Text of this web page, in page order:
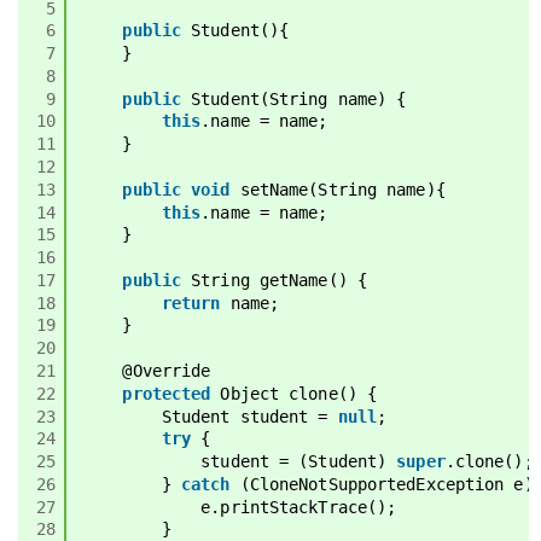
5
6
7
8
9
10
11
12
13
14
15
16
17
18
19
20
21
22
23
24
25
26
27
28
public Student(){
}
public Student(String name) {
this.name = name;
}
public void
setName(String name){
this.name = name;
}
public String getName() {
return
name;
}
@Override
protected
Object clone() {
Student student = null ;
try {
student = (Student) super.clone();
} catch
(CloneNotSupportedException e)
e.printStackTrace();
}